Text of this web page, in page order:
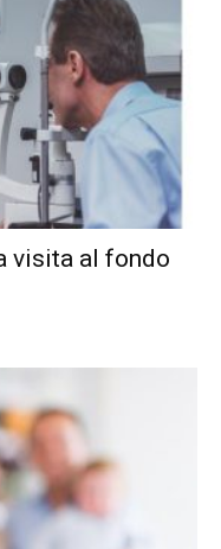
visita al fondo